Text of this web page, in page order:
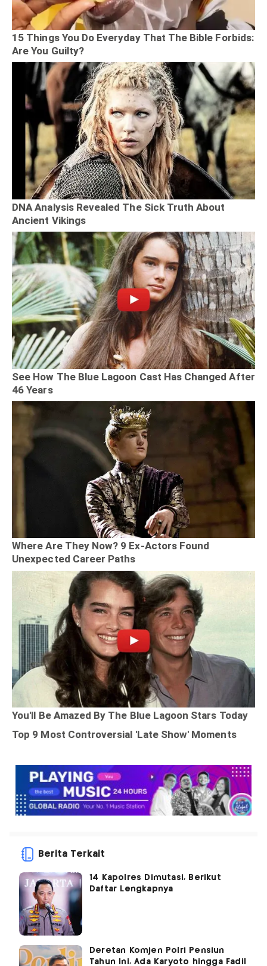
Berita Terkait
14 Kapolres Dimutasi, Berikut
Daftar Lengkapnya
Deretan Komjen Polri Pensiun
Tahun Ini, Ada Karyoto hingga Fadil